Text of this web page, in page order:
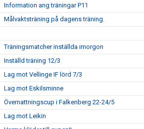
Information ang träningar P11
Målvaktsträning på dagens träning.
Träningsmatcher inställda imorgon
Inställd träning 12/3
Lag mot Vellinge IF lörd 7/3
Lag mot Eskilsminne
Övernattningscup i Falkenberg 22-24/5
Lag mot Leikin